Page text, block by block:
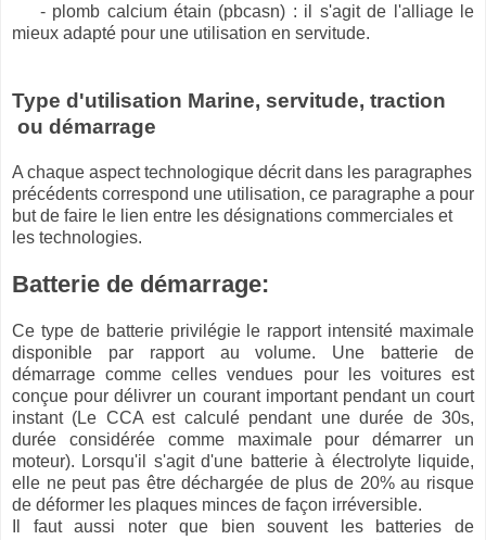
- plomb calcium étain (pbcasn) : il s'agit de l'alliage le
mieux adapté pour une utilisation en servitude.
Type d'utilisation Marine, servitude, traction
ou démarrage
A chaque aspect technologique décrit dans les paragraphes
précédents correspond une utilisation, ce paragraphe a pour
but de faire le lien entre les désignations commerciales et
les technologies.
Batterie de démarrage:
Ce type de batterie privilégie le rapport intensité maximale
disponible par rapport au volume. Une batterie de
démarrage comme celles vendues pour les voitures est
conçue pour délivrer un courant important pendant un court
instant (Le CCA est calculé pendant une durée de 30s,
durée considérée comme maximale pour démarrer un
moteur). Lorsqu'il s'agit d'une batterie à électrolyte liquide,
elle ne peut pas être déchargée de plus de 20% au risque
de déformer les plaques minces de façon irréversible.
Il faut aussi noter que bien souvent les batteries de